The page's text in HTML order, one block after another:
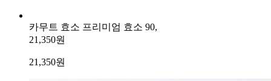
카무트 효소 프리미엄 효소 90,
21,350원
21,350원